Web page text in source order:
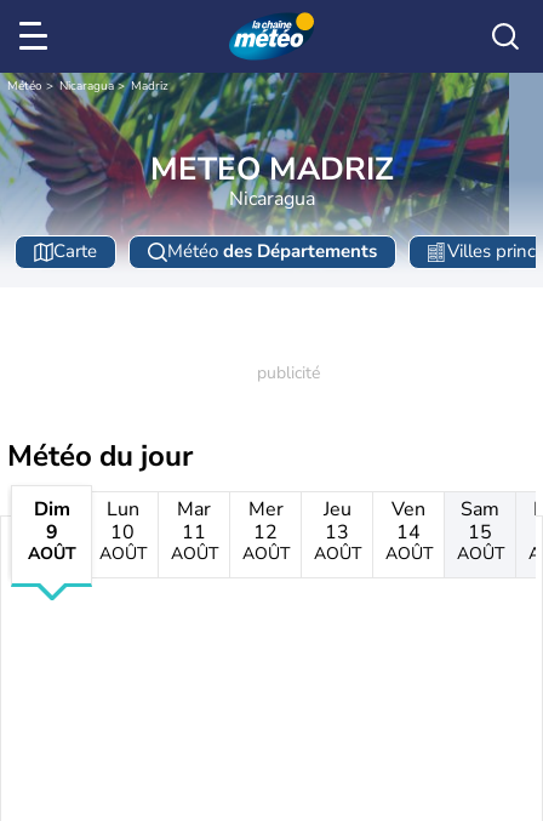
Météo Nicaragua Madriz
METEO MADRIZ
Nicaragua
Carte Météo des Départements Villes
Météo du jour
Dim
9
AOÛT
Lun
10
AOÛT
Mar
11
AOÛT
Mer
12
AOÛT
Jeu
13
AOÛT
Ven
14
AOÛT
Sam
15
AOÛT